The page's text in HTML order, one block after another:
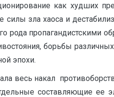
как худших
зла хаоса и
рода пропагандистскими
борьбы
эпохи.
весь накал
составляющие ее